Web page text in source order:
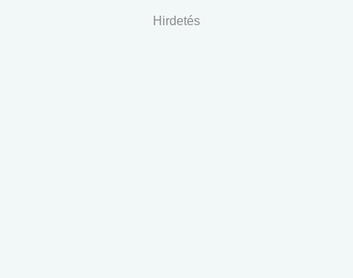
Hirdetés